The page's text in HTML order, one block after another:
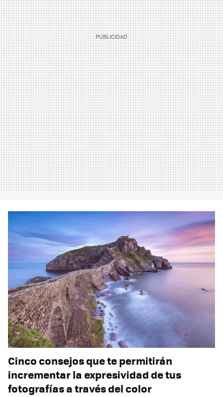
Cinco consejos que te permitirán
incrementar la expresividad de tus
fotografías a través del color